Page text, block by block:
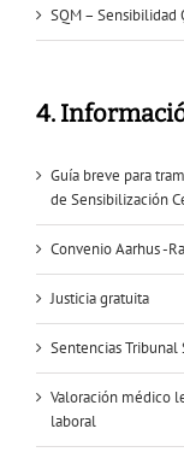
SQM –
4.
Guía breve para
de Sensibilización
Convenio Aarhus -
Justicia gratuita
Sentencias Tribunal
Valoración médico
laboral